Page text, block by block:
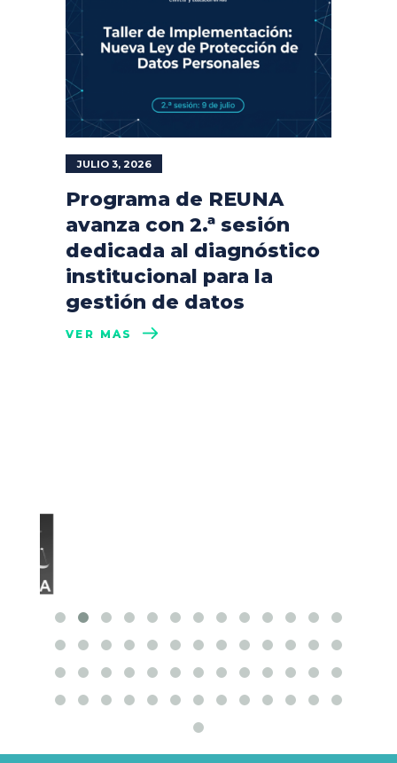
JULIO 3, 2026
Programa de REUNA
avanza con 2.ª sesión
dedicada al diagnóstico
institucional para la
gestión de datos
VER MÁS